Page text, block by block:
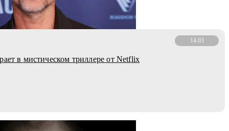
14.03
в мистическом триллере от Netflix